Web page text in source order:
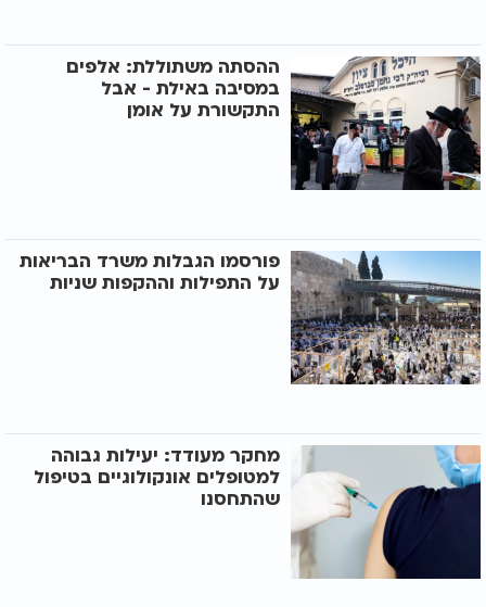
ההסתה משתוללת: אלפים
במסיבה באילת - אבל
התקשורת על אומן
פורסמו הגבלות משרד הבריאות
על התפילות וההקפות שניות
מחקר מעודד: יעילות גבוהה
למטופלים אונקולוגיים בטיפול
שהתחסנו